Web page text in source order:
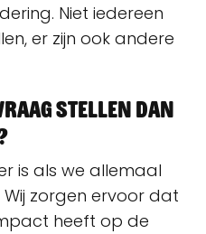
Niet iedereen
er zijn ook andere
stellen dan
is als we allemaal
zorgen ervoor dat
heeft op de